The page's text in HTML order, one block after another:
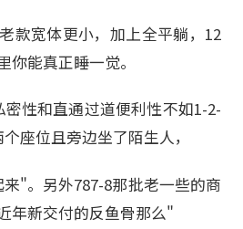
款宽体更小，加上全平躺，12
能真正睡一觉。
性和直通过道便利性不如1-2-
座位且旁边坐了陌生人，
"。另外787-8那批老一些的商
年新交付的反鱼骨那么"